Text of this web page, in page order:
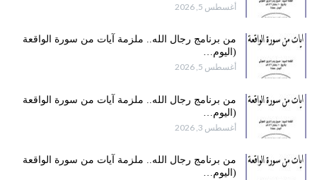
أغسطس 5, 2026
من برنامج رجال الله.. ملزمة آيات من سورة الواقعة
(اليوم…
أغسطس 5, 2026
من برنامج رجال الله.. ملزمة آيات من سورة الواقعة
(اليوم…
أغسطس 3, 2026
من برنامج رجال الله.. ملزمة آيات من سورة الواقعة
(اليوم…